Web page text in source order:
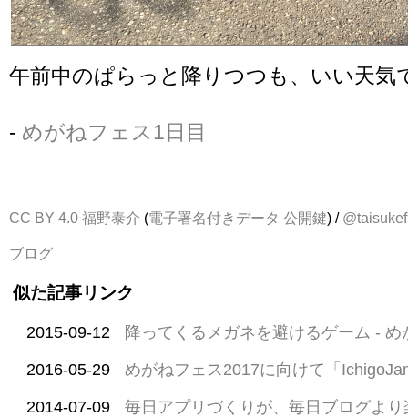
午前中のぱらっと降りつつも、いい天気
- めがねフェス1日目
CC BY 4.0 福野泰介 (電子署名付きデータ 公開鍵) / @taisukef
ブログ
似た記事リンク
2015-09-12 降ってくるメガネを避けるゲーム -
2016-05-29 めがねフェス2017に向けて「
2014-07-09 毎日アプリづくりが、毎日ブログより